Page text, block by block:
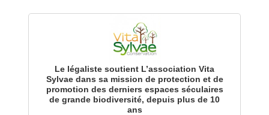
Le légaliste soutient L’association Vita
Sylvae dans sa mission de protection et de
promotion des derniers espaces séculaires
de grande biodiversité, depuis plus de 10
ans